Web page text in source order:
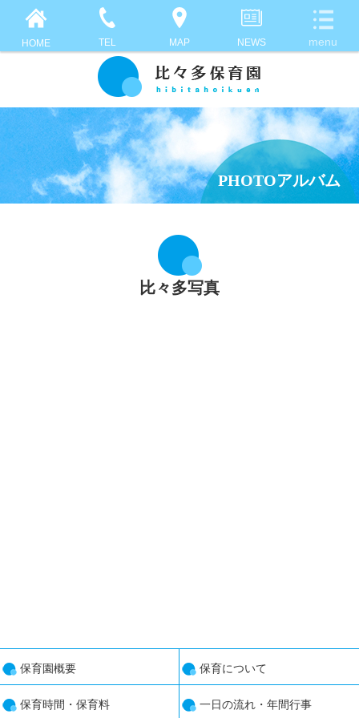
HOME TEL MAP NEWS
PHOTOアルバム
比々多写真
保育園概要 保育について
保育時間・保育料 一日の流れ・年間行事